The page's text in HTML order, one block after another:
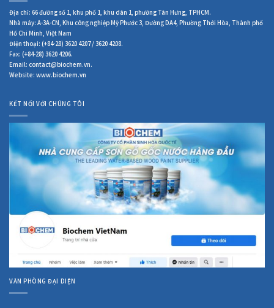
Địa chỉ: 66 đường số 1, khu phố 1, khu dân 1, phường Tân Hưng, TPHCM.
Nhà máy: A-3A-CN, Khu công nghiệp Mỹ Phước 3, Đường DA4, Phường Thới Hòa, Thành phố
Hồ Chi Minh, Việt Nam
Điện thoại: (+84-28) 3620 4207 / 3620 4208.
Fax: (+84-28) 3620 4206.
Email: contact@biochem.vn.
Website: www.biochem.vn
KẾT NỐI VỚI CHÚNG TÔI
VĂN PHÒNG ĐẠI DIỆN